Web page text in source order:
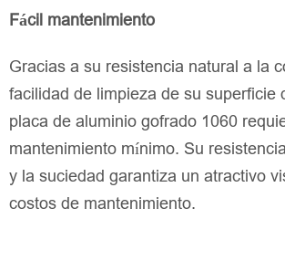
Fácil mantenimiento
Gracias a su resistencia natural a la
facilidad de limpieza de su superficie
placa de aluminio gofrado 1060
mantenimiento mínimo. Su
y la suciedad garantiza un atractivo
costos de mantenimiento.